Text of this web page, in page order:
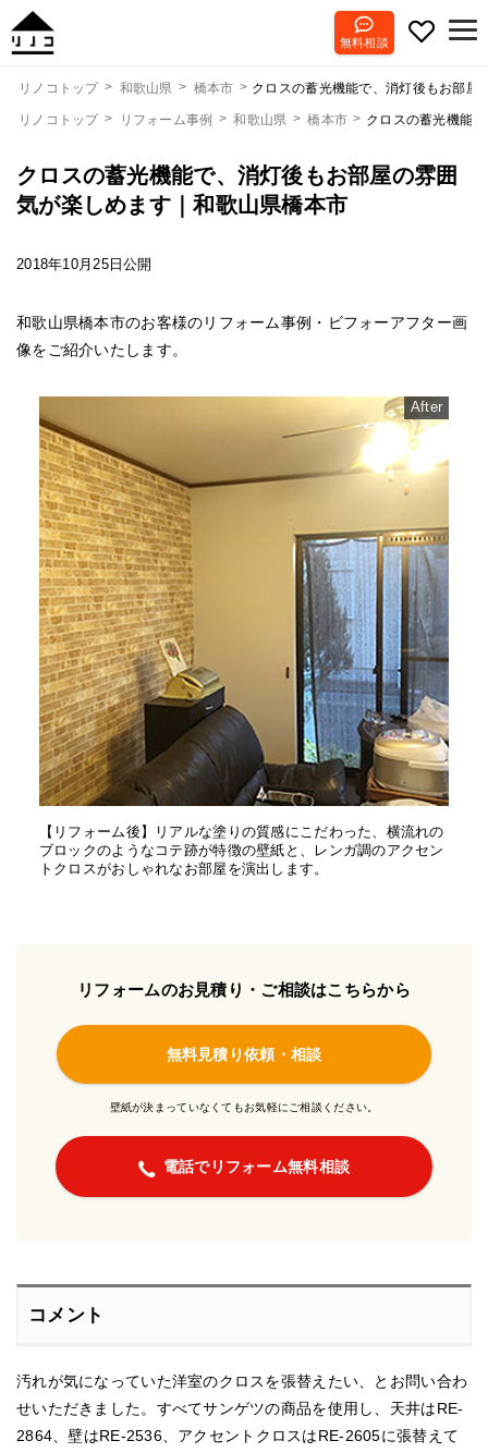
無料相談
リノコトップ 和歌山県 橋本市 クロスの蓄光機能で、消灯後もお部屋
リノコトップ リフォーム事例 和歌山県 橋本市 クロスの蓄光機能
クロスの蓄光機能で、消灯後もお部屋の雰囲
気が楽しめます｜和歌山県橋本市
2018年10月25日公開
和歌山県橋本市のお客様のリフォーム事例・ビフォーアフター画
像をご紹介いたします。
After
【リフォーム後】リアルな塗りの質感にこだわった、横流れの
ブロックのようなコテ跡が特徴の壁紙と、レンガ調のアクセン
トクロスがおしゃれなお部屋を演出します。
リフォームのお見積り・ご相談はこちらから
無料見積り依頼・相談
壁紙が決まっていなくてもお気軽にご相談ください。
電話でリフォーム無料相談
コメント
汚れが気になっていた洋室のクロスを張替えたい、とお問い合わ
せいただきました。すべてサンゲツの商品を使用し、天井はRE-
2864、壁はRE-2536、アクセントクロスはRE-2605に張替えて